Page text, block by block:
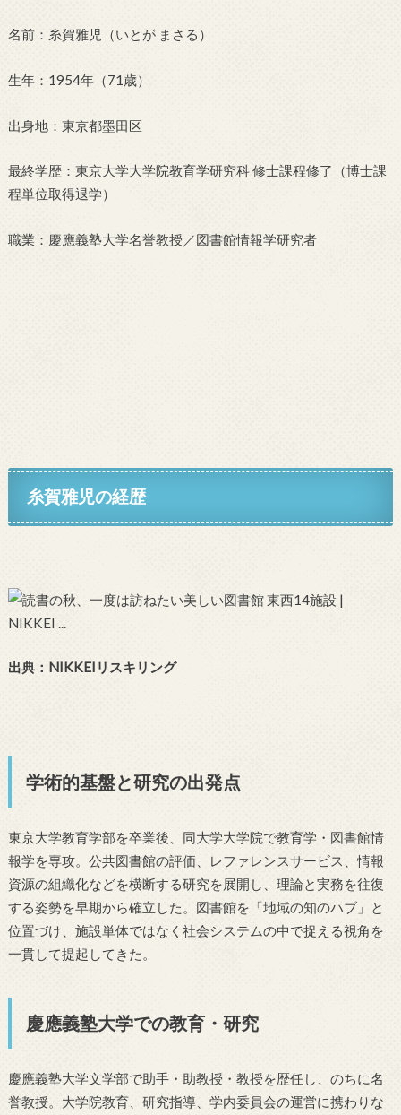
名前：糸賀雅児（いとが まさる）
生年：1954年（71歳）
出身地：東京都墨田区
最終学歴：東京大学大学院教育学研究科 修士課程修了（博士課
程単位取得退学）
職業：慶應義塾大学名誉教授／図書館情報学研究者
糸賀雅児の経歴
出典：NIKKEIリスキリング
学術的基盤と研究の出発点
東京大学教育学部を卒業後、同大学大学院で教育学・図書館情
報学を専攻。公共図書館の評価、レファレンスサービス、情報
資源の組織化などを横断する研究を展開し、理論と実務を往復
する姿勢を早期から確立した。図書館を「地域の知のハブ」と
位置づけ、施設単体ではなく社会システムの中で捉える視角を
一貫して提起してきた。
慶應義塾大学での教育・研究
慶應義塾大学文学部で助手・助教授・教授を歴任し、のちに名
誉教授。大学院教育、研究指導、学内委員会の運営に携わりな